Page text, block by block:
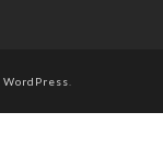
WordPress